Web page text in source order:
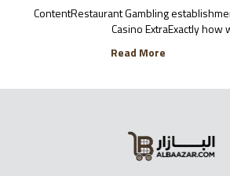
ContentRestaurant Gambling
Casino ExtraExactly how
Read More